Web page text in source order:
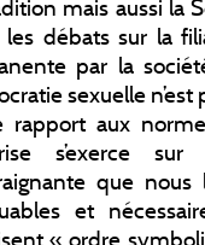
mais aussi la
les débats sur la
par la
sexuelle
rapport aux
s’exerce
que nous
et
« ordre